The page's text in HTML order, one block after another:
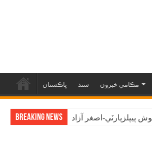
پاڪستان سنڌ مڪامي خبرون
Breaking News پيپلزپارٽي-اصغر آزاد